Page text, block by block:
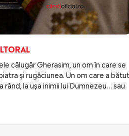
călugăr Gherasim, un om în care se
și rugăciunea. Un om care a bătut
rând, la ușa inimii lui Dumnezeu… sau